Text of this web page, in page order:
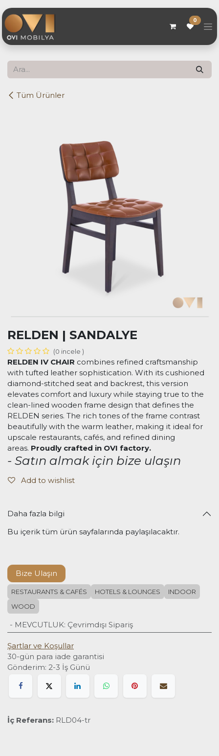
0
Tüm Ürünler
RELDEN | SANDALYE
(0 incele )
RELDEN IV CHAIR combines refined craftsmanship
with tufted leather sophistication. With its cushioned
diamond-stitched seat and backrest, this version
elevates comfort and luxury while staying true to the
clean-lined wooden frame design that defines the
RELDEN series. The rich tones of the frame contrast
beautifully with the warm leather, making it ideal for
upscale restaurants, cafés, and refined dining
areas. Proudly crafted in OVI factory.
- Satın almak için bize ulaşın
Add to wishlist
Daha fazla bilgi
Bu içerik tüm ürün sayfalarında paylaşılacaktır.
Bize Ulaşın
RESTAURANTS & CAFÉS HOTELS & LOUNGES
INDOOR
WOOD
- MEVCUTLUK: Çevrimdışı Sipariş
Şartlar ve Koşullar
30-gün para iade garantisi
Gönderim: 2-3 İş Günü
İç Referans: RLD04-tr